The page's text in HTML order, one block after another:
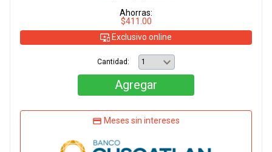
Ahorras:
$411.00
Exclusivo online
Cantidad:
Agregar
Meses sin intereses